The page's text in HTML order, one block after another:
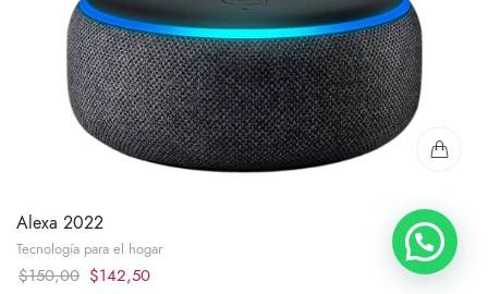
Alexa 2022
Tecnología para el hogar
$150,00 Original
$142,50